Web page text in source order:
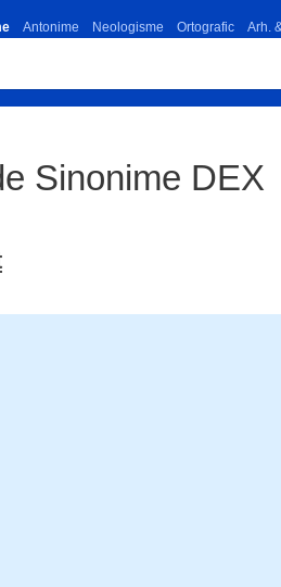
Antonime Neologisme Ortografic Arh.
Sinonime DEX